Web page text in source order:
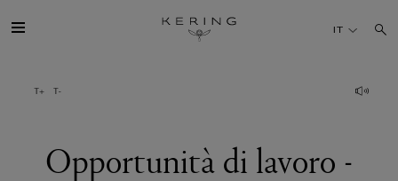
lavoro
IT
Opportunità di lavoro -